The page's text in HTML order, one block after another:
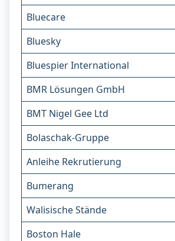
Bluecare
Bluesky
Bluespier International
BMR Lösungen GmbH
BMT Nigel Gee Ltd
Bolaschak-Gruppe
Anleihe Rekrutierung
Bumerang
Walisische Stände
Boston Hale